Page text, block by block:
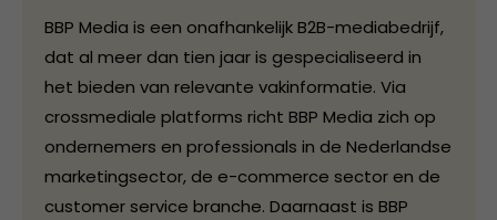
BBP Media is een onafhankelijk B2B-mediabedrijf,
dat al meer dan tien jaar is gespecialiseerd in
het bieden van relevante vakinformatie. Via
crossmediale platforms richt BBP Media zich op
ondernemers en professionals in de Nederlandse
marketingsector, de e-commerce sector en de
customer service branche. Daarnaast is BBP